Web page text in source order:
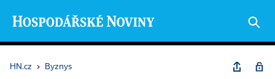
HN.cz › Byznys